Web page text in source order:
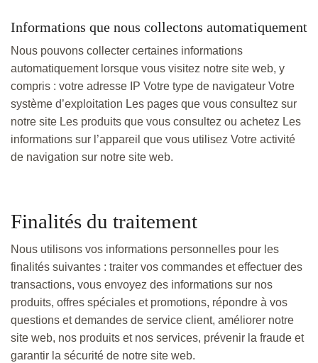
Informations que nous collectons automatiquement
Nous pouvons collecter certaines informations
automatiquement lorsque vous visitez notre site web, y
compris : votre adresse IP Votre type de navigateur Votre
système d’exploitation Les pages que vous consultez sur
notre site Les produits que vous consultez ou achetez Les
informations sur l’appareil que vous utilisez Votre activité
de navigation sur notre site web.
Finalités du traitement
Nous utilisons vos informations personnelles pour les
finalités suivantes : traiter vos commandes et effectuer des
transactions, vous envoyez des informations sur nos
produits, offres spéciales et promotions, répondre à vos
questions et demandes de service client, améliorer notre
site web, nos produits et nos services, prévenir la fraude et
garantir la sécurité de notre site web.